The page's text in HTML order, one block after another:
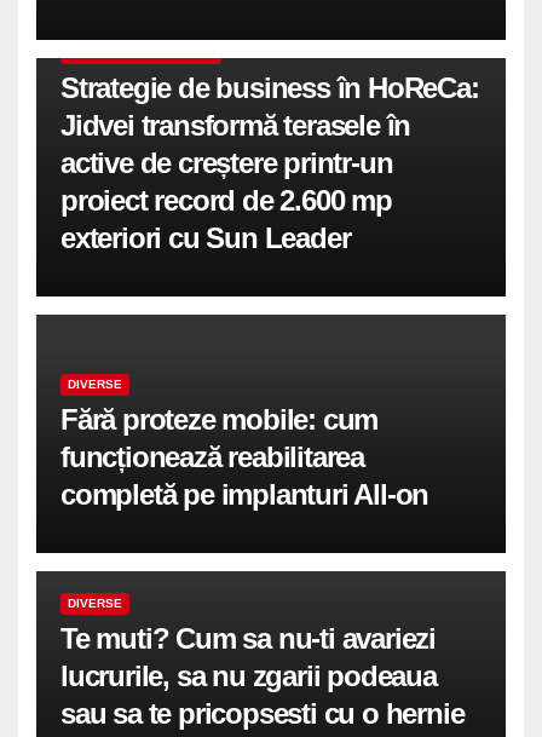
Strategie de business în HoReCa:
Jidvei transformă terasele în
active de creștere printr-un
proiect record de 2.600 mp
exteriori cu Sun Leader
DIVERSE
Fără proteze mobile: cum
funcționează reabilitarea
completă pe implanturi All-on
DIVERSE
Te muti? Cum sa nu-ti avariezi
lucrurile, sa nu zgarii podeaua
sau sa te pricopsesti cu o hernie